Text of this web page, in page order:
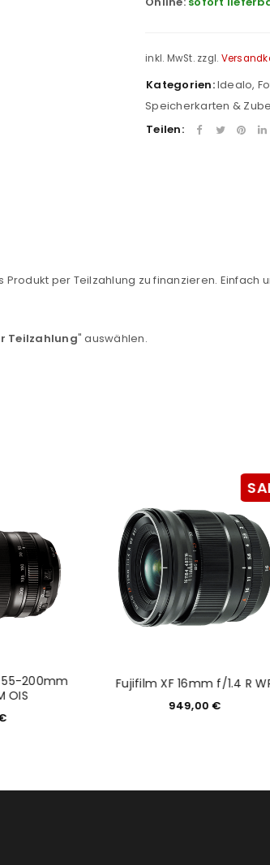
E-Mail-Adresse*
Ja, ich möchte ein
Datenschutzerklärung. *
REGISTRIEREN
inkl. MwSt. zzgl.
Kategorien:Idealo,
Speicherkarten &
Teilen:
per Teilzahlung zu finanzieren. Einfach
Teilzahlung" auswählen.
55-200mm
OIS
Fujifilm XF 16mm f/1.4 R
949,00€